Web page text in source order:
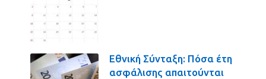
Εθνική Σύνταξη: Πόσα έτη
ασφάλισης απαιτούνται